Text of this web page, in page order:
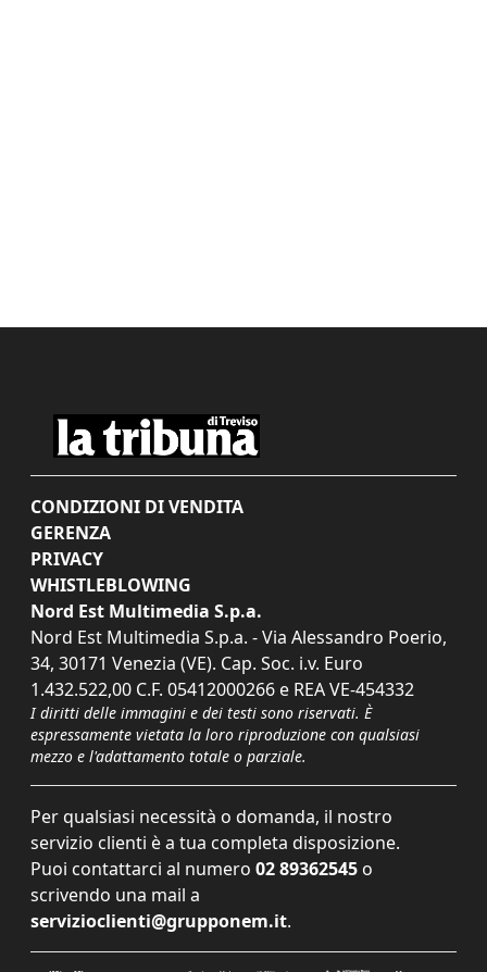
CONDIZIONI DI VENDITA
GERENZA
PRIVACY
WHISTLEBLOWING
Nord Est Multimedia S.p.a.
Nord Est Multimedia S.p.a. - Via Alessandro Poerio,
34, 30171 Venezia (VE). Cap. Soc. i.v. Euro
1.432.522,00 C.F. 05412000266 e REA VE-454332
I diritti delle immagini e dei testi sono riservati. È
espressamente vietata la loro riproduzione con qualsiasi
mezzo e l'adattamento totale o parziale.
Per qualsiasi necessità o domanda, il nostro
servizio clienti è a tua completa disposizione.
Puoi contattarci al numero 02 89362545 o
scrivendo una mail a
servizioclienti@grupponem.it.